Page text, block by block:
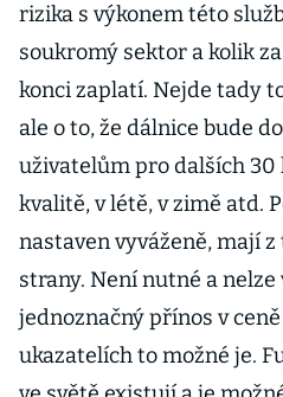
rizika s výkonem této
soukromý sektor a kolik
konci zaplatí. Nejde tady
ale o to, že dálnice bude
uživatelům pro dalších 30
kvalitě, v létě, v zimě atd.
nastaven vyváženě, mají
strany. Není nutné a
jednoznačný přínos v
ukazatelích to možné je.